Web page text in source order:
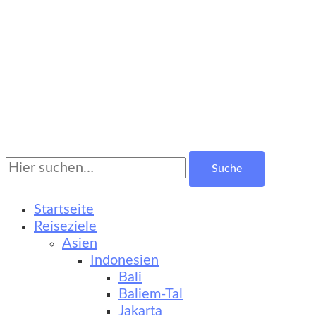
Turkestan Travel
Kultur-, Natur- und Erlebnisreisen
Suche
nach:
Startseite
Reiseziele
Asien
Indonesien
Bali
Baliem-Tal
Jakarta